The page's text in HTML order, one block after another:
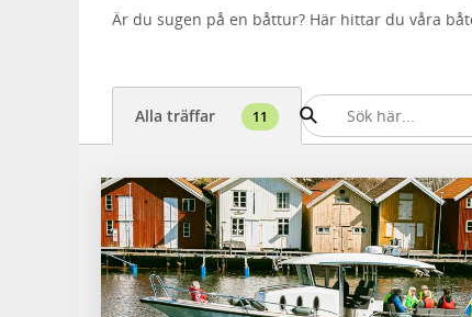
Är du sugen på en båttur? Här hittar du våra
Alla träffar 11